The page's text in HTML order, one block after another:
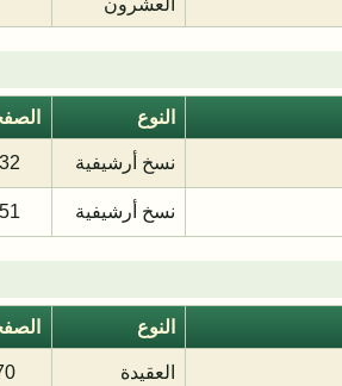
النوع
نسخ أرشيفية
نسخ أرشيفية
النوع
العقيدة